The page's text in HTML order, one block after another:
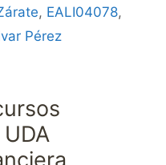
, EALI04078,
Pérez